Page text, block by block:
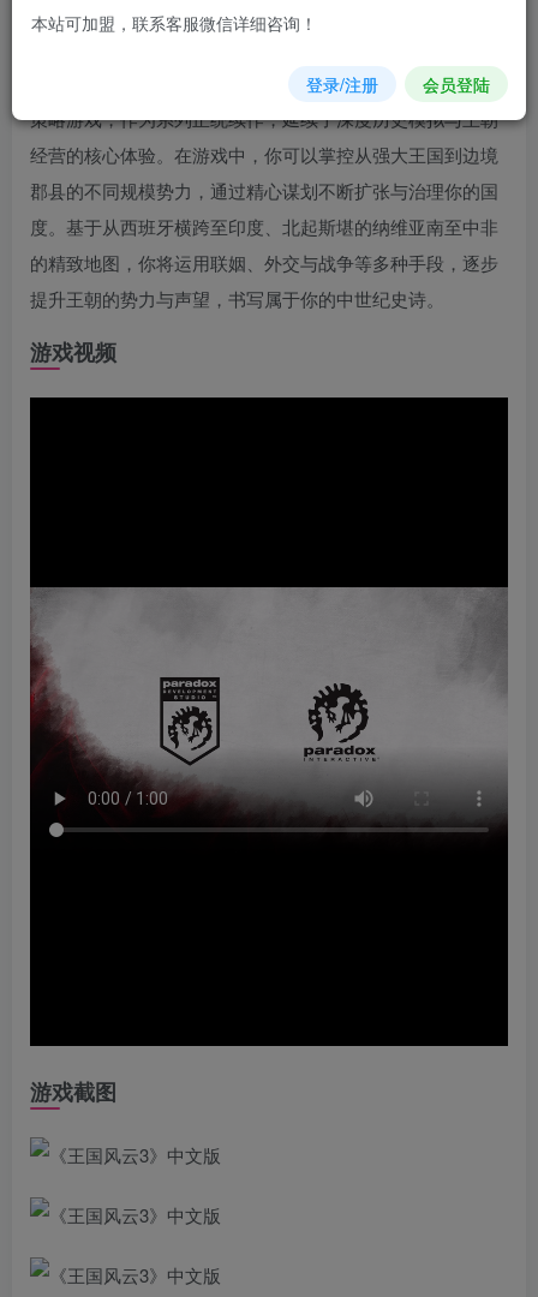
游戏介绍
《十字军之王3》是由Paradox Interactive开发并发行的大型
策略游戏，作为系列正统续作，延续了深度历史模拟与王朝
经营的核心体验。在游戏中，你可以掌控从强大王国到边境
郡县的不同规模势力，通过精心谋划不断扩张与治理你的国
度。基于从西班牙横跨至印度、北起斯堪的纳维亚南至中非
的精致地图，你将运用联姻、外交与战争等多种手段，逐步
提升王朝的势力与声望，书写属于你的中世纪史诗。
游戏视频
游戏截图
本站可加盟，联系客服微信详细咨询！
登录/注册 会员登陆